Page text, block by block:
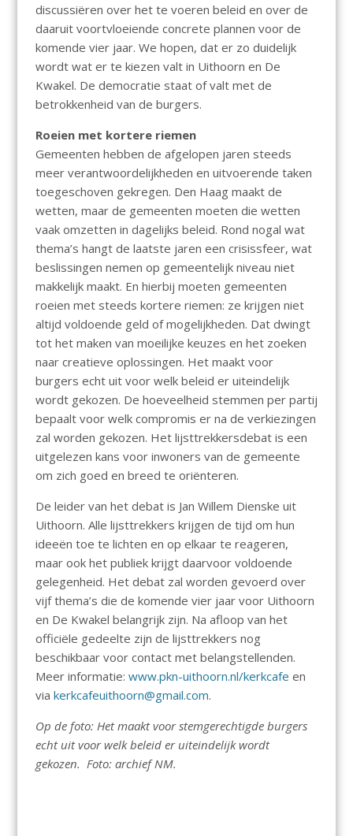
discussiëren over het te voeren beleid en over de
daaruit voortvloeiende concrete plannen voor de
komende vier jaar. We hopen, dat er zo duidelijk
wordt wat er te kiezen valt in Uithoorn en De
Kwakel. De democratie staat of valt met de
betrokkenheid van de burgers.
Roeien met kortere riemen
Gemeenten hebben de afgelopen jaren steeds
meer verantwoordelijkheden en uitvoerende taken
toegeschoven gekregen. Den Haag maakt de
wetten, maar de gemeenten moeten die wetten
vaak omzetten in dagelijks beleid. Rond nogal wat
thema’s hangt de laatste jaren een crisissfeer, wat
beslissingen nemen op gemeentelijk niveau niet
makkelijk maakt. En hierbij moeten gemeenten
roeien met steeds kortere riemen: ze krijgen niet
altijd voldoende geld of mogelijkheden. Dat dwingt
tot het maken van moeilijke keuzes en het zoeken
naar creatieve oplossingen. Het maakt voor
burgers echt uit voor welk beleid er uiteindelijk
wordt gekozen. De hoeveelheid stemmen per partij
bepaalt voor welk compromis er na de verkiezingen
zal worden gekozen. Het lijsttrekkersdebat is een
uitgelezen kans voor inwoners van de gemeente
om zich goed en breed te oriënteren.
De leider van het debat is Jan Willem Dienske uit
Uithoorn. Alle lijsttrekkers krijgen de tijd om hun
ideeën toe te lichten en op elkaar te reageren,
maar ook het publiek krijgt daarvoor voldoende
gelegenheid. Het debat zal worden gevoerd over
vijf thema’s die de komende vier jaar voor Uithoorn
en De Kwakel belangrijk zijn. Na afloop van het
officiële gedeelte zijn de lijsttrekkers nog
beschikbaar voor contact met belangstellenden.
Meer informatie: www.pkn-uithoorn.nl/kerkcafe en
via kerkcafeuithoorn@gmail.com.
Op de foto: Het maakt voor stemgerechtigde burgers
echt uit voor welk beleid er uiteindelijk wordt
gekozen. Foto: archief NM.